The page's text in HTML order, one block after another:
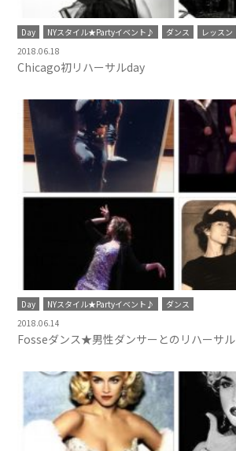
Day NYスタイル★Partyイベント♪ ダンス
レッスン
2018.06.18
Chicago初リハーサルday
Day NYスタイル★Partyイベント♪
ダンス
2018.06.14
Fosseダンス★男性ダンサーとのリハーサル